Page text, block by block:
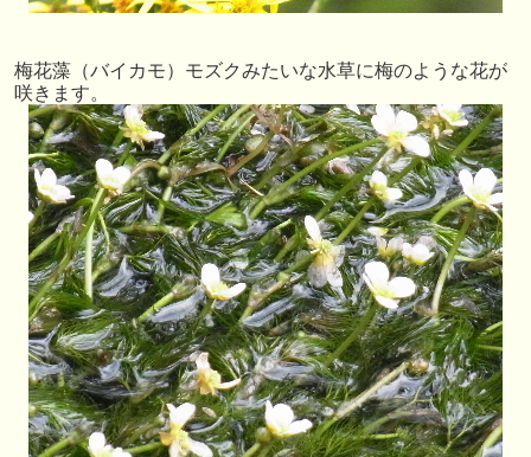
梅花藻（バイカモ）モズクみたいな水草に梅のような花が
咲きます。